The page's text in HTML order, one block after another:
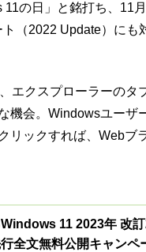
の日」と銘打ち、11
（2022 Update）に
エクスプローラーのタ
機会。Windowsユーザ
リックすれば、Webブ
Windows 11 2023年 改
全文無料公開キャンペ